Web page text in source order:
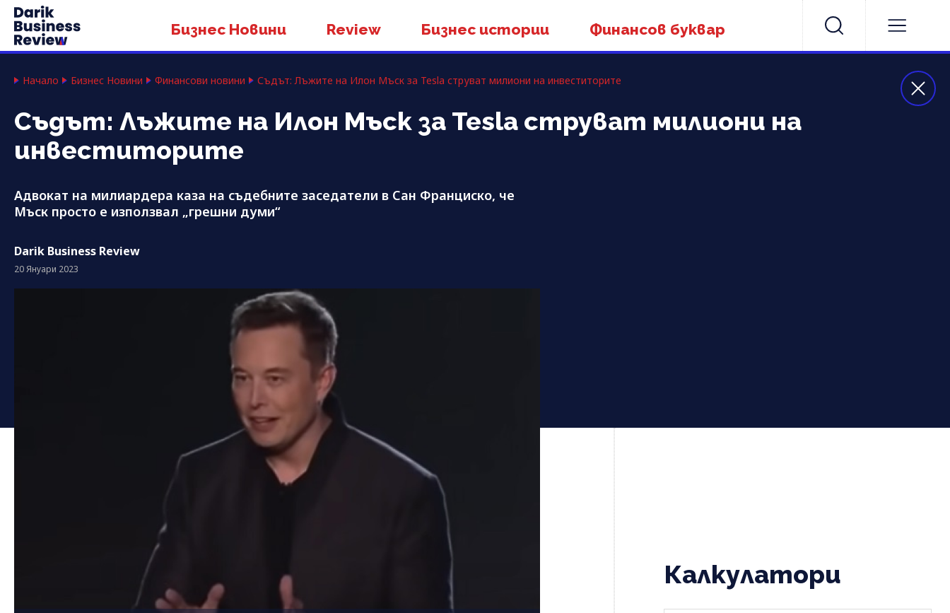
Бизнес Новини Review Бизнес истории Финансов буквар
Начало Бизнес Новини Финансови новини Съдът: Лъжите на Илон Мъск за Tesla струват милиони на инвеститорите
Съдът: Лъжите на Илон Мъск за Tesla струват милиони на
инвеститорите
Адвокат на милиардера каза на съдебните заседатели в Сан Франциско, че
Мъск просто е използвал „грешни думи“
Darik Business Review
20 Януари 2023
Калкулатори